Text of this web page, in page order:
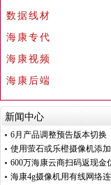
数据线材
海康专代
海康视频
海康后端
新闻中心
6月产品调整预告版本切换
使用萤石或乐橙摄像机添
600万海康云商扫码返现金
海康4g摄像机用有线网络